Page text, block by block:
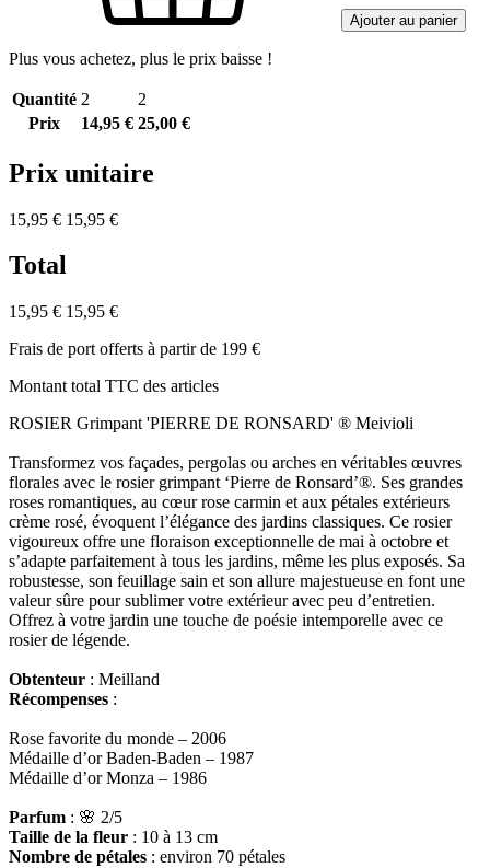
Ajouter au panier
Plus vous achetez, plus le prix baisse !
Quantité 2
2
Prix
14,95 € 25,00 €
Prix unitaire
15,95 € 15,95 €
Total
15,95 € 15,95 €
Frais de port offerts à partir de 199 €
Montant total TTC des articles
ROSIER Grimpant 'PIERRE DE RONSARD' ® Meivioli
Transformez vos façades, pergolas ou arches en véritables œuvres
florales avec le rosier grimpant ‘Pierre de Ronsard’®. Ses grandes
roses romantiques, au cœur rose carmin et aux pétales extérieurs
crème rosé, évoquent l’élégance des jardins classiques. Ce rosier
vigoureux offre une floraison exceptionnelle de mai à octobre et
s’adapte parfaitement à tous les jardins, même les plus exposés. Sa
robustesse, son feuillage sain et son allure majestueuse en font une
valeur sûre pour sublimer votre extérieur avec peu d’entretien.
Offrez à votre jardin une touche de poésie intemporelle avec ce
rosier de légende.
Obtenteur : Meilland
Récompenses :
Rose favorite du monde – 2006
Médaille d’or Baden-Baden – 1987
Médaille d’or Monza – 1986
Parfum : 🌸 2/5
Taille de la fleur : 10 à 13 cm
Nombre de pétales : environ 70 pétales